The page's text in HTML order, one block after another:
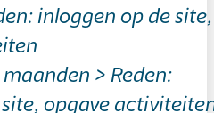
inloggen op de site,
> Reden:
opgave